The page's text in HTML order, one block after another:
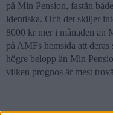
på Min Pension, fastän
identiska. Och det skiljer
8000 kr mer i månaden än
på AMFs hemsida att
högre belopp än Min
vilken prognos är mest